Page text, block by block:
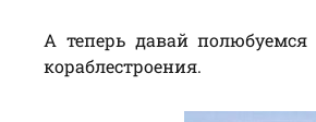
А теперь давай
кораблестроения.